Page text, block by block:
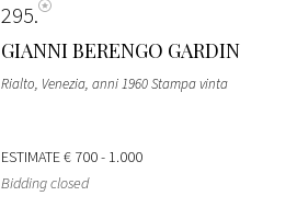
295
GIANNI BERENGO GARDIN
Rialto, Venezia, anni 1960 Stampa vinta
ESTIMATE€ 700 - 1.000
Bidding closed